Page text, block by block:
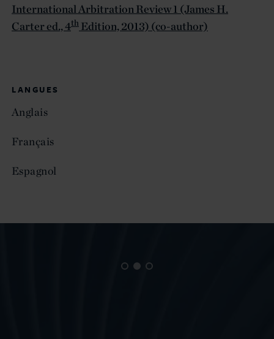
International Arbitration Review 1 (James H.
Carter ed., 4th Edition, 2013) (co-author)
LANGUES
Anglais
Français
Espagnol